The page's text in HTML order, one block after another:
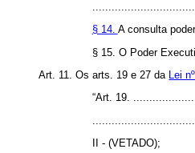
§ 14. A consulta
§ 15. O Poder
Art. 11. Os arts. 19 e 27 da Lei
“Art. 19.
II - (VETADO);